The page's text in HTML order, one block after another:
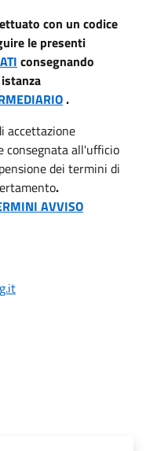
con un codice
le presenti
consegnando
.
accettazione
consegnata all'ufficio
dei termini di
.
AVVISO